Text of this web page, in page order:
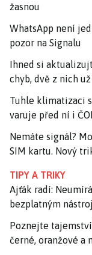
žasnou
WhatsApp není
pozor na Signalu
Ihned si
chyb, dvě z nich
Tuhle klimatizaci
varuje před ní i ČOI
Nemáte signál?
SIM kartu. Nový
TIPY A TRIKY
Ajťák radí:
bezplatným
Poznejte tajemství
černé, oranžové a